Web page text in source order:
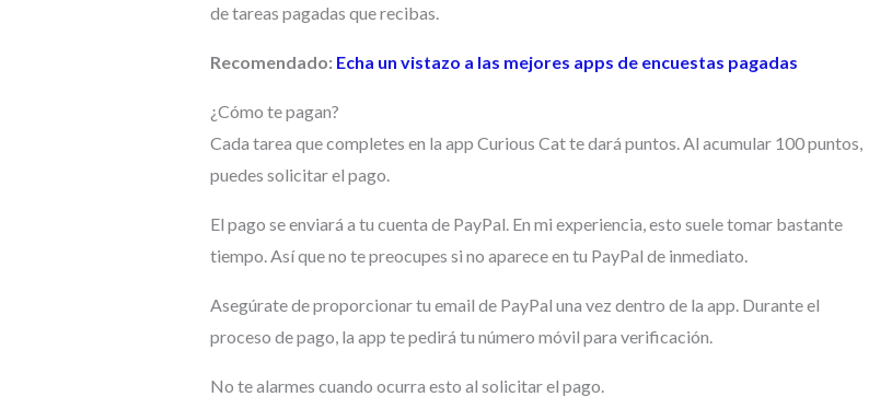
de tareas pagadas que recibas.
Recomendado: Echa un vistazo a las mejores apps de encuestas pagadas
¿Cómo te pagan?
Cada tarea que completes en la app Curious Cat te dará puntos. Al acumular 100 puntos,
puedes solicitar el pago.
El pago se enviará a tu cuenta de PayPal. En mi experiencia, esto suele tomar bastante
tiempo. Así que no te preocupes si no aparece en tu PayPal de inmediato.
Asegúrate de proporcionar tu email de PayPal una vez dentro de la app. Durante el
proceso de pago, la app te pedirá tu número móvil para verificación.
No te alarmes cuando ocurra esto al solicitar el pago.